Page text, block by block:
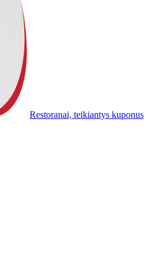
Restoranai, teikiantys kuponus